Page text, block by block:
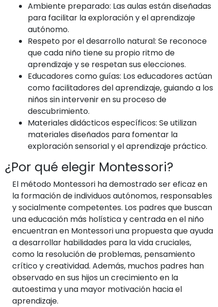
Ambiente preparado: Las aulas están diseñadas
para facilitar la exploración y el aprendizaje
autónomo.
Respeto por el desarrollo natural: Se reconoce
que cada niño tiene su propio ritmo de
aprendizaje y se respetan sus elecciones.
Educadores como guías: Los educadores actúan
como facilitadores del aprendizaje, guiando a los
niños sin intervenir en su proceso de
descubrimiento.
Materiales didácticos específicos: Se utilizan
materiales diseñados para fomentar la
exploración sensorial y el aprendizaje práctico.
¿Por qué elegir Montessori?
El método Montessori ha demostrado ser eficaz en
la formación de individuos autónomos, responsables
y socialmente competentes. Los padres que buscan
una educación más holística y centrada en el niño
encuentran en Montessori una propuesta que ayuda
a desarrollar habilidades para la vida cruciales,
como la resolución de problemas, pensamiento
crítico y creatividad. Además, muchos padres han
observado en sus hijos un crecimiento en la
autoestima y una mayor motivación hacia el
aprendizaje.